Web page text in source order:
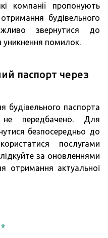
компанії пропонують
будівельного
звернутися до
уникнення помилок.
паспорт через
паспорта
передбачено. Для
безпосередньо до
послугами
за оновленнями
отримання актуальної
*